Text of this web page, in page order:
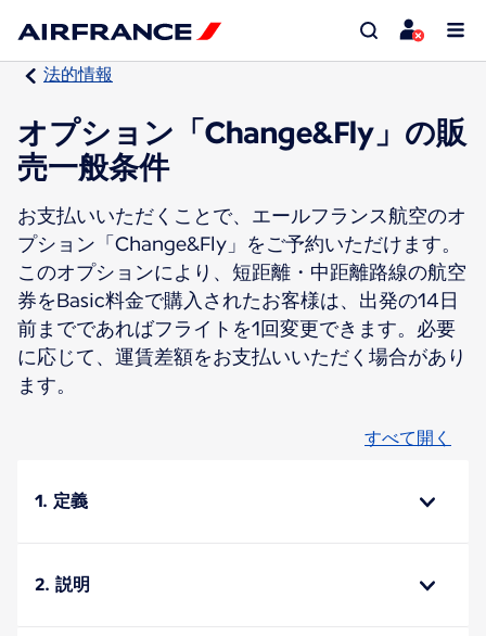
法的情報
オプション「Change&Fly」の販
売一般条件
お支払いいただくことで、エールフランス航空のオ
プション「Change&Fly」をご予約いただけます。
このオプションにより、短距離・中距離路線の航空
券をBasic料金で購入されたお客様は、出発の14日
前までであればフライトを1回変更できます。必要
に応じて、運賃差額をお支払いいただく場合があり
ます。
すべて開く
1. 定義
2. 説明